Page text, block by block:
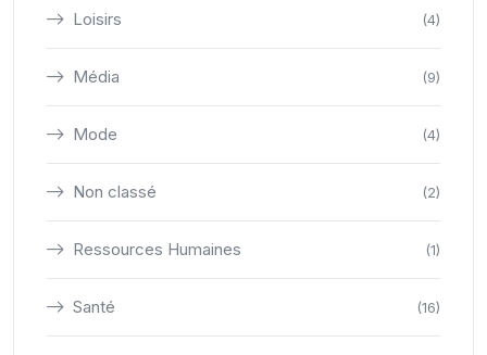
Loisirs (4)
Média (9)
Mode (4)
Non classé (2)
Ressources Humaines (1)
Santé (16)